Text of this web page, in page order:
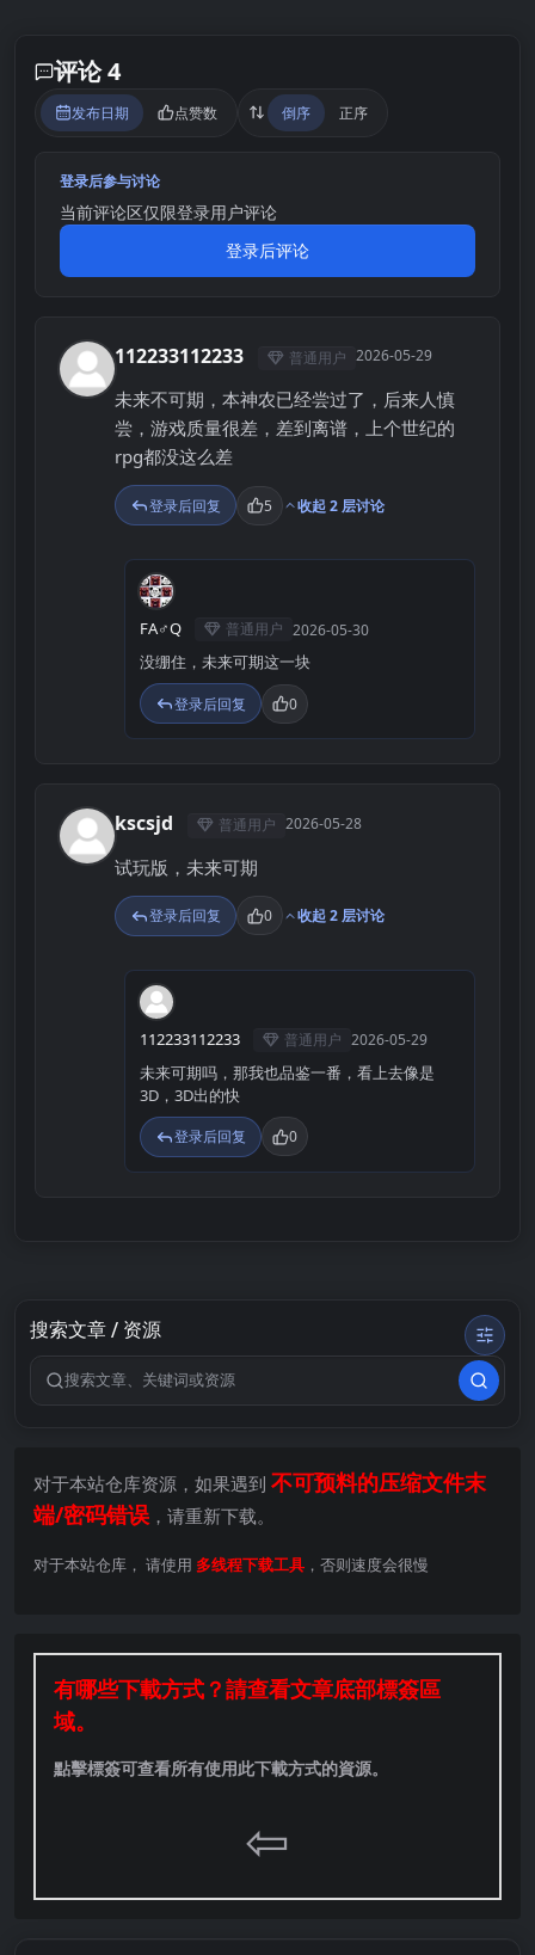
评论 4
发布日期 点赞数 倒序 正序
登录后参与讨论
当前评论区仅限登录用户评论
登录后评论
1 112233112233 普通用户 2026-05-29
未来不可期，本神农已经尝过了，后来人慎
尝，游戏质量很差，差到离谱，上个世纪的
rpg都没这么差
登录后回复 5 收起 2 层讨论
F
FA♂Q 普通用户 2026-05-30
没绷住，未来可期这一块
登录后回复 0
K kscsjd 普通用户 2026-05-28
试玩版，未来可期
登录后回复 0 收起 2 层讨论
1
112233112233 普通用户 2026-05-29
未来可期吗，那我也品鉴一番，看上去像是
3D，3D出的快
登录后回复 0
搜索文章 / 资源
搜索关键词
对于本站仓库资源，如果遇到 不可预料的压缩文件末
端/密码错误 ，请重新下载。
对于本站仓库， 请使用 多线程下载工具 ，否则速度会很慢
有哪些下載方式？請查看文章底部標簽區
域。
點擊標簽可查看所有使用此下載方式的資源。
⇦